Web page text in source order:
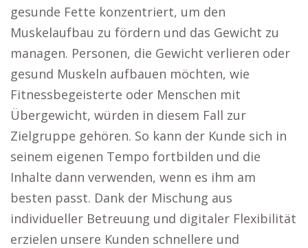
gesunde Fette konzentriert, um den
Muskelaufbau zu fördern und das Gewicht zu
managen. Personen, die Gewicht verlieren oder
gesund Muskeln aufbauen möchten, wie
Fitnessbegeisterte oder Menschen mit
Übergewicht, würden in diesem Fall zur
Zielgruppe gehören. So kann der Kunde sich in
seinem eigenen Tempo fortbilden und die
Inhalte dann verwenden, wenn es ihm am
besten passt. Dank der Mischung aus
individueller Betreuung und digitaler Flexibilität
erzielen unsere Kunden schnellere und